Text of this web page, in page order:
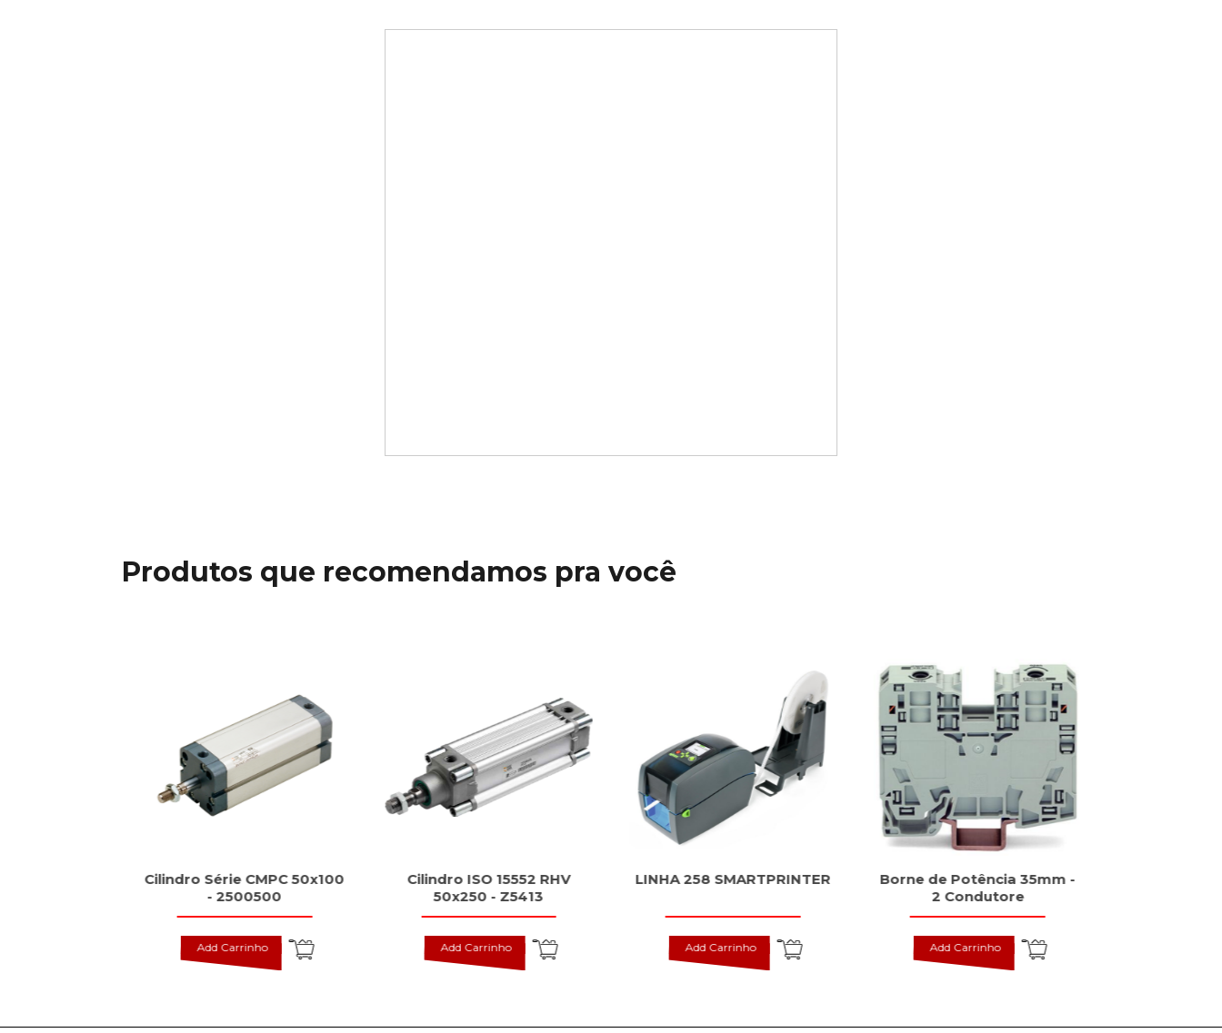
Produtos que recomendamos pra você
Cilindro Série CMPC 50x100
- 2500500
Add Carrinho
Cilindro ISO 15552 RHV
50x250 - Z5413
Add Carrinho
LINHA 258 SMARTPRINTER
Add Carrinho
Borne de Potência 35mm -
2 Condutore
Add Carrinho